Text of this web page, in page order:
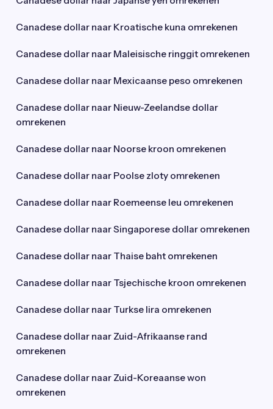
Canadese dollar naar Kroatische kuna omrekenen
Canadese dollar naar Maleisische ringgit omrekenen
Canadese dollar naar Mexicaanse peso omrekenen
Canadese dollar naar Nieuw-Zeelandse dollar
omrekenen
Canadese dollar naar Noorse kroon omrekenen
Canadese dollar naar Poolse zloty omrekenen
Canadese dollar naar Roemeense leu omrekenen
Canadese dollar naar Singaporese dollar omrekenen
Canadese dollar naar Thaise baht omrekenen
Canadese dollar naar Tsjechische kroon omrekenen
Canadese dollar naar Turkse lira omrekenen
Canadese dollar naar Zuid-Afrikaanse rand
omrekenen
Canadese dollar naar Zuid-Koreaanse won
omrekenen